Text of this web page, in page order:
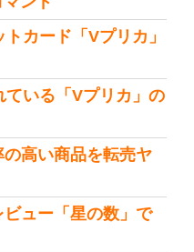
カード「Vプリカ」
ている「Vプリカ」の
高い商品を転売ヤ
ュー「星の数」で